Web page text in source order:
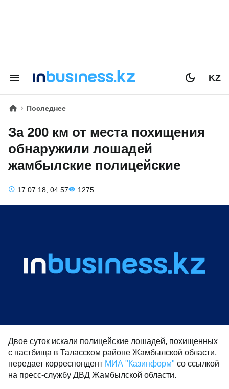
KZ
Последнее
За 200 км от места похищения
обнаружили лошадей
жамбылские полицейские
17.07.18, 04:57 1275
Двое суток искали полицейские лошадей, похищенных
с пастбища в Таласском районе Жамбылской области,
передает корреспондент МИА "Казинформ" со ссылкой
на пресс-службу ДВД Жамбылской области.